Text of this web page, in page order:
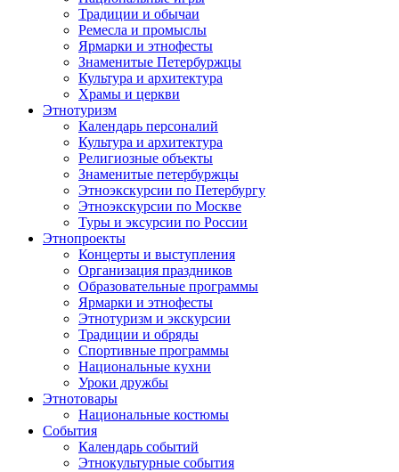
Традиции и обычаи
Ремесла и промыслы
Ярмарки и этнофесты
Знаменитые Петербуржцы
Культура и архитектура
Храмы и церкви
Этнотуризм
Календарь персоналий
Культура и архитектура
Религиозные объекты
Знаменитые петербуржцы
Этноэкскурсии по Петербургу
Этноэкскурсии по Москве
Туры и эксурсии по России
Этнопроекты
Концерты и выступления
Организация праздников
Образовательные программы
Ярмарки и этнофесты
Этнотуризм и экскурсии
Традиции и обряды
Спортивные программы
Национальные кухни
Уроки дружбы
Этнотовары
Национальные костюмы
События
Календарь событий
Этнокультурные события